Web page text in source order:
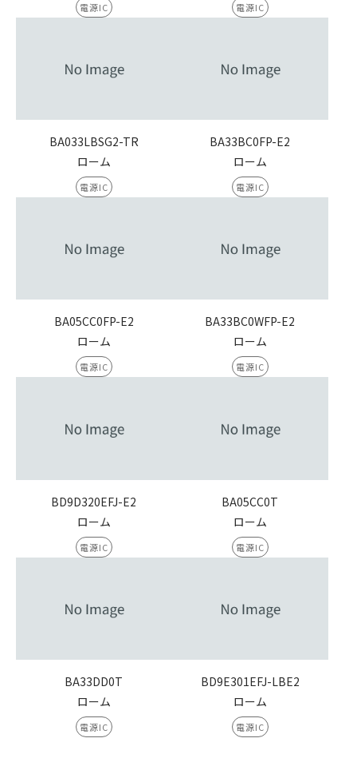
電源IC 電源IC
BA033LBSG2-TR
ローム
電源IC
BA33BC0FP-E2
ローム
電源IC
BA05CC0FP-E2
ローム
電源IC
BA33BC0WFP-E2
ローム
電源IC
BD9D320EFJ-E2
ローム
電源IC
BA05CC0T
ローム
電源IC
BA33DD0T
ローム
電源IC
BD9E301EFJ-LBE2
ローム
電源IC